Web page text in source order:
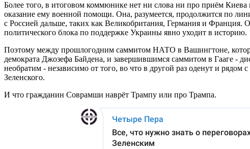
Более того, в итоговом коммюнике нет ни слова ни про приём Киева
оказание ему военной помощи. Она, разумеется, продолжится по
с Россией дальше, таких как Великобритания, Германия и Франция.
политического блока по поддержке Украины явно уходит в историю.
Поэтому между прошлогодним саммитом НАТО в Вашингтоне,
демократа Джозефа Байдена, и завершившимся саммитом в Гааге -
необратим - независимо от того, во что в другой раз оденут и рядом
Зеленского.
И что гражданин Соврамши наврёт Трампу или про Трампа.